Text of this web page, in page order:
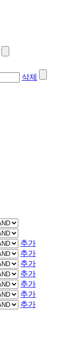
삭제
추가
추가
추가
추가
추가
추가
추가